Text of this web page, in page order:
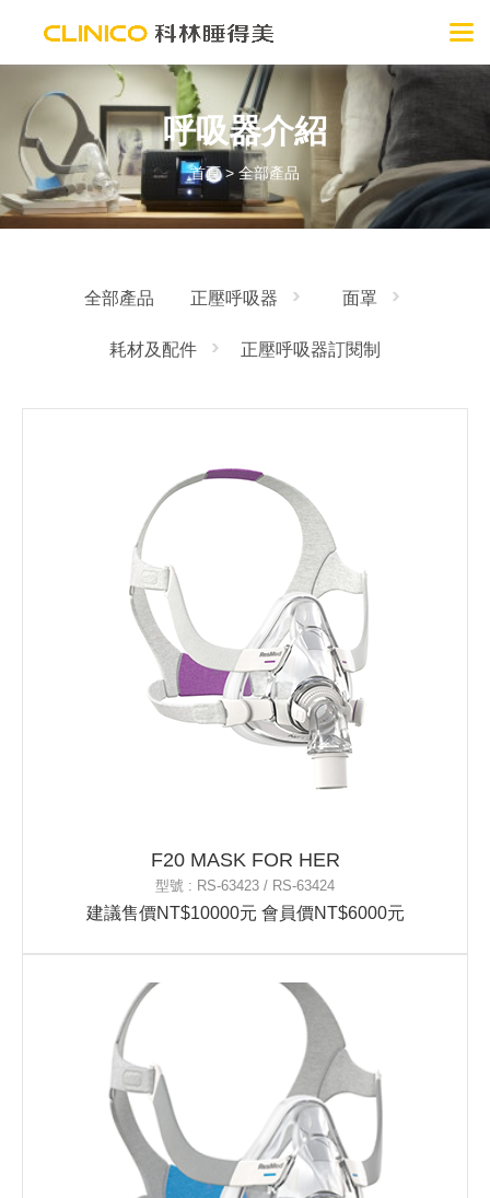
呼吸器介紹
首頁> 全部產品
全部產品 正壓呼吸器 面罩
耗材及配件 正壓呼吸器訂閱制
F20 MASK FOR HER
型號 : RS-63423 / RS-63424
建議售價NT$10000元 會員價NT$6000元